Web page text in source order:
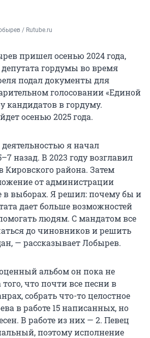
/ Rutube.ru
пришел осенью 2024 года,
гордумы во время
подал документы для
голосовании «Единой
кандидатов в гордуму.
осенью 2025 года.
я начал
назад. В 2023 году возглавил
Кировского района. Затем
от администрации
в выборах. Я решил: почему бы и
дает больше возможностей
людям. С мандатом все
до чиновников и решить
— рассказывает Лобырев.
альбом он пока не
что почти все песни в
собрать что-то целостное
в работе 15 написанных, но
В работе из них — 2. Певец
поэтому исполнение